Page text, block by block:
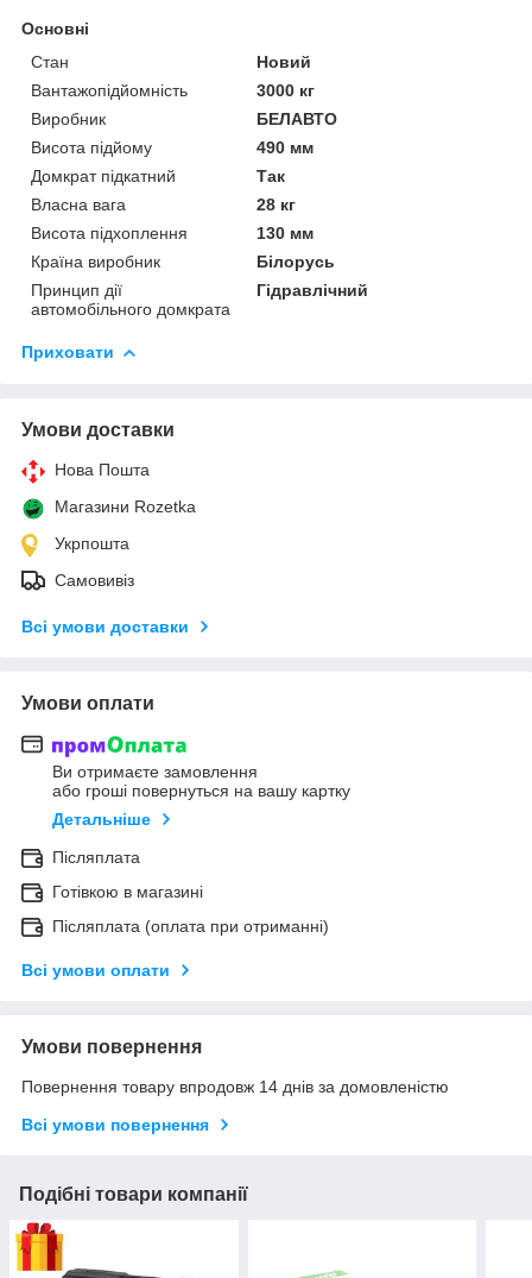
Основні
Стан
Новий
Вантажопідйомність
3000 кг
Виробник
БЕЛАВТО
Висота підйому
490 мм
Домкрат підкатний
Так
Власна вага
28 кг
Висота підхоплення
130 мм
Країна виробник
Білорусь
Принцип дії
автомобільного домкрата
Гідравлічний
Приховати
Умови доставки
Нова Пошта
Магазини Rozetka
Укрпошта
Самовивіз
Всі умови доставки
Умови оплати
Ви отримаєте замовлення
або гроші повернуться на вашу картку
Детальніше
Післяплата
Готівкою в магазині
Післяплата (оплата при отриманні)
Всі умови оплати
Умови повернення
Повернення товару впродовж 14 днів за домовленістю
Всі умови повернення
Подібні товари компанії